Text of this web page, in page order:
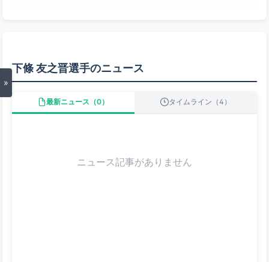
»
下條 友之晋選手のニュース
最新ニュース（0） タイムライン（4）
ニュース記事がありません